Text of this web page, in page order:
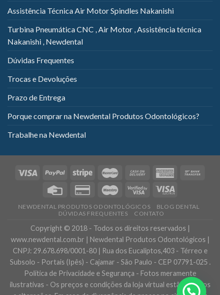
Assistência Técnica Air Motor Spindles Nakanishi
Turbina Pneumática CNC , Air Motor , Assistência técnica
Nakanishi , Newdental
Dúvidas Frequentes
Trocas e Devoluções
Prazo de Entrega
Porque comprar na Newdental Produtos Odontológicos?
Trabalhe na Newdental
NEWDENTAL PRODUTOS ODONTOLÓGICOS
BLOG DENTAL
DÚVIDAS FREQUENTES
CONTATO
Copyright © 2018 - Todos os direitos reservados |
www.newdental.com.br | Newdental Produtos Odontológicos |
CNPJ: 29.678.698/0001-80 | Rua dos Eucaliptos,403 - Térreo e
Subsolo - Portais (Ipês) - Cajamar - São Paulo - CEP 07791-025 .
Política de Privacidade e Segurança - Fotos meramente
ilustrativas - Os preços e condições da loja virtual estão sujeitos
Precisa de ajuda?